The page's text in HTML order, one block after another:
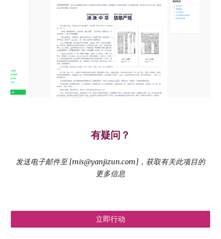
有疑问？
发送电子邮件至 [mis@yanjizun.com]，获取有关此项目的
更多信息
立即行动